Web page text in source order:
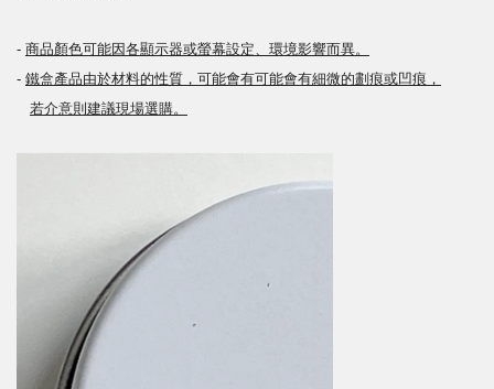
- 商品顏色可能因各顯示器或螢幕設定、環境影響而異。
- 鐵盒產品由於材料的性質，可能會有可能會有細微的劃痕或凹痕，
若介意則建議現場選購。